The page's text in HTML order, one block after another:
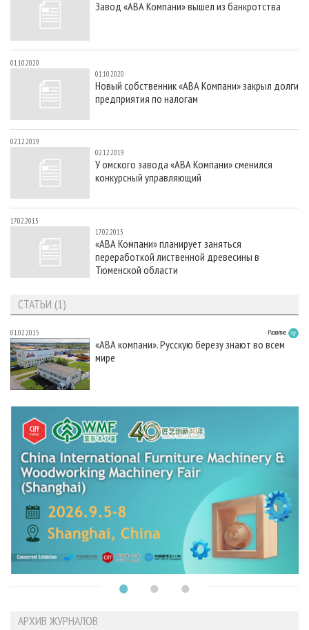
СУШКА ДРЕВЕСИНЫ
ПРОИЗВОДСТВО ДРЕВЕСНЫХ ПЛИТ
ДЕРЕВЯННОЕ ДОМОСТРОЕНИЕ
ПРОИЗВОДСТВО МЕБЕЛИ
БИОЭНЕРГЕТИКА
ЦБП
ИНСТРУМЕНТ И МАТЕРИАЛЫ
ПЕРСОНЫ
МОБИЛЬНЫЕ ВЫСТАВКИ
ПРИОРИТЕТНЫЕ ИНВЕСТПРОЕКТЫ
RUSSIAN FORESTRY REVIEW
ГАЗЕТА ЛЕСПРОМФОРУМ
БИБЛИОТЕКА СПЕЦИАЛИСТА
КОНТАКТЫ
РЕКЛАМА
Завод «АВА Компани» вышел из банкротства
01.10.2020
01.10.2020
Новый собственник «АВА Компани» закрыл долги
предприятия по налогам
02.12.2019
02.12.2019
У омского завода «АВА Компани» сменился
конкурсный управляющий
17.02.2015
17.02.2015
«АВА Компани» планирует заняться
переработкой лиственной древесины в
Тюменской области
СТАТЬИ (1)
01.02.2015 Развитие
«АВА компани». Русскую березу знают во всем
мире
АРХИВ ЖУРНАЛОВ